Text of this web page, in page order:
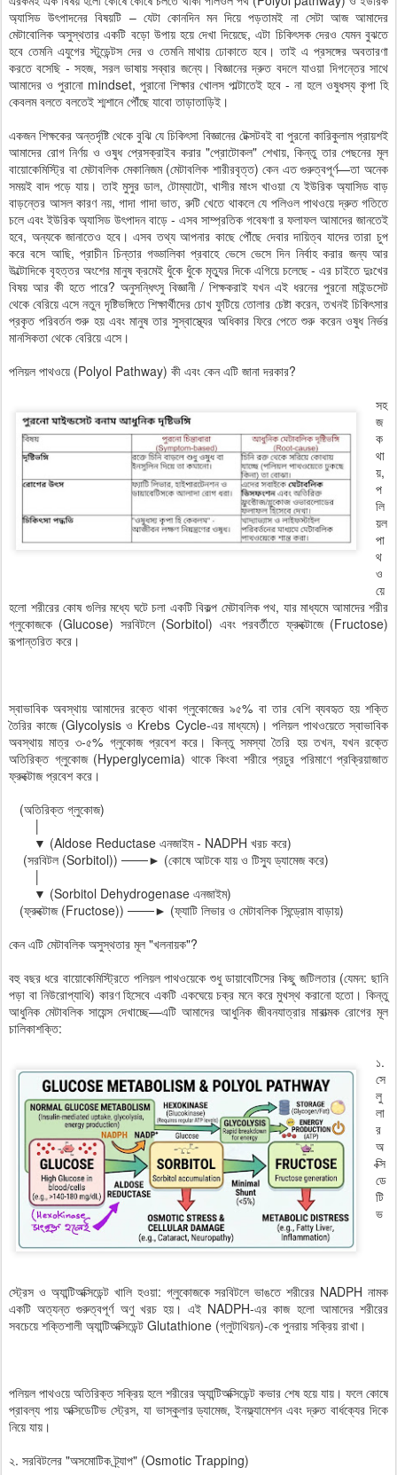
অ্যাসিড উৎপাদনের বিষয়টি – যেটা কোনদিন মন দিয়ে পড়তামই না সেটা আজ আমাদের
মেটাবোলিক অসুস্থতার একটি বড়ো উপায় হয়ে দেখা দিয়েছে, এটা চিকিৎসক দেরও যেমন বুঝতে
হবে তেমনি এযুগের স্টুডেন্টস দের ও তেমনি মাথায় ঢোকাতে হবে। তাই এ প্রসঙ্গের অবতারণা
করতে বসেছি - সহজ, সরল ভাষায় সব্বার জন্যে। বিজ্ঞানের দ্রুত বদলে যাওয়া দিগন্তের সাথে
আমাদের ও পুরানো mindset, পুরানো শিক্ষার খোলস পাল্টাতেই হবে - না হলে ওষুধস্য কৃপা হি
কেবলম বলতে বলতেই শ্মশানে পৌঁছে যাবো তাড়াতাড়িই।
একজন শিক্ষকের অন্তর্দৃষ্টি থেকে বুঝি যে চিকিৎসা বিজ্ঞানের টেক্সটবই বা পুরনো কারিকুলাম প্রায়শই
আমাদের রোগ নির্ণয় ও ওষুধ প্রেসক্রাইব করার "প্রোটোকল" শেখায়, কিন্তু তার পেছনের মূল
বায়োকেমিস্ট্রি বা মেটাবলিক মেকানিজম (মেটাবলিক শারীরবৃত্ত) কেন এত গুরুত্বপূর্ণ—তা অনেক
সময়ই বাদ পড়ে যায়। তাই মুসুর ডাল, টোম্যাটো, খাসীর মাংস খাওয়া যে ইউরিক অ্যাসিড বাড়
বাড়ন্তের আসল কারণ নয়, গাদা গাদা ভাত, রুটি খেতে থাকলে যে পলিওল পাথওয়ে দ্রুত গতিতে
চলে এবং ইউরিক অ্যাসিড উৎপাদন বাড়ে - এসব সাম্প্রতিক গবেষণা র ফলাফল আমাদের জানতেই
হবে, অন্যকে জানাতেও হবে। এসব তথ্য আপনার কাছে পৌঁছে দেবার দায়িত্ব যাদের তারা চুপ
করে বসে আছি, প্রাচীন চিন্তার গড্ডালিকা প্রবাহে ভেসে ভেসে দিন নির্বাহ করার জন্য আর
উল্টোদিকে বৃহত্তর অংশের মানুষ ক্রমেই ধুঁকে ধুঁকে মৃত্যুর দিকে এগিয়ে চলেছে - এর চাইতে দুঃখের
বিষয় আর কী হতে পারে? অনুসন্ধিৎসু বিজ্ঞানী / শিক্ষকরাই যখন এই ধরনের পুরনো মাইন্ডসেট
থেকে বেরিয়ে এসে নতুন দৃষ্টিভঙ্গিতে শিক্ষার্থীদের চোখ ফুটিয়ে তোলার চেষ্টা করেন, তখনই চিকিৎসার
প্রকৃত পরিবর্তন শুরু হয় এবং মানুষ তার সুস্বাস্থ্যের অধিকার ফিরে পেতে শুরু করেন ওষুধ নির্ভর
মানসিকতা থেকে বেরিয়ে এসে।
পলিয়ল পাথওয়ে (Polyol Pathway) কী এবং কেন এটি জানা দরকার?
সহ
জ
ক
থা
য়,
প
লি
য়ল
পা
থ
ও
য়ে
হলো শরীরের কোষ গুলির মধ্যে ঘটে চলা একটি বিকল্প মেটাবলিক পথ, যার মাধ্যমে আমাদের শরীর
গ্লুকোজকে (Glucose) সরবিটলে (Sorbitol) এবং পরবর্তীতে ফ্রুক্টোজে (Fructose)
রূপান্তরিত করে।
স্বাভাবিক অবস্থায় আমাদের রক্তে থাকা গ্লুকোজের ৯৫% বা তার বেশি ব্যবহৃত হয় শক্তি
তৈরির কাজে (Glycolysis ও Krebs Cycle-এর মাধ্যমে)। পলিয়ল পাথওয়েতে স্বাভাবিক
অবস্থায় মাত্র ৩-৫% গ্লুকোজ প্রবেশ করে। কিন্তু সমস্যা তৈরি হয় তখন, যখন রক্তে
অতিরিক্ত গ্লুকোজ (Hyperglycemia) থাকে কিংবা শরীরে প্রচুর পরিমাণে প্রক্রিয়াজাত
ফ্রুক্টোজ প্রবেশ করে।
(অতিরিক্ত গ্লুকোজ)
│
▼ (Aldose Reductase এনজাইম - NADPH খরচ করে)
(সরবিটল (Sorbitol)) ───► (কোষে আটকে যায় ও টিস্যু ড্যামেজ করে)
│
▼ (Sorbitol Dehydrogenase এনজাইম)
(ফ্রুক্টোজ (Fructose)) ───► (ফ্যাটি লিভার ও মেটাবলিক সিন্ড্রোম বাড়ায়)
কেন এটি মেটাবলিক অসুস্থতার মূল "খলনায়ক"?
বহু বছর ধরে বায়োকেমিস্ট্রিতে পলিয়ল পাথওয়েকে শুধু ডায়াবেটিসের কিছু জটিলতার (যেমন: ছানি
পড়া বা নিউরোপ্যাথি) কারণ হিসেবে একটি একঘেয়ে চক্র মনে করে মুখস্থ করানো হতো। কিন্তু
আধুনিক মেটাবলিক সায়েন্স দেখাচ্ছে—এটি আমাদের আধুনিক জীবনযাত্রার মারাত্মক রোগের মূল
চালিকাশক্তি:
১.
সে
লু
লা
র
অ
ক্সি
ডে
টি
ভ
স্ট্রেস ও অ্যান্টিঅক্সিডেন্ট খালি হওয়া: গ্লুকোজকে সরবিটলে ভাঙতে শরীরের NADPH নামক
একটি অত্যন্ত গুরুত্বপূর্ণ অণু খরচ হয়। এই NADPH-এর কাজ হলো আমাদের শরীরের
সবচেয়ে শক্তিশালী অ্যান্টিঅক্সিডেন্ট Glutathione (গ্লুটাথিয়ন)-কে পুনরায় সক্রিয় রাখা।
পলিয়ল পাথওয়ে অতিরিক্ত সক্রিয় হলে শরীরের অ্যান্টিঅক্সিডেন্ট কভার শেষ হয়ে যায়। ফলে কোষে
প্রাবল্য পায় অক্সিডেটিভ স্ট্রেস, যা ভাস্কুলার ড্যামেজ, ইনফ্ল্যামেশন এবং দ্রুত বার্ধক্যের দিকে
নিয়ে যায়।
২. সরবিটলের "অসমোটিক ট্র্যাপ" (Osmotic Trapping)